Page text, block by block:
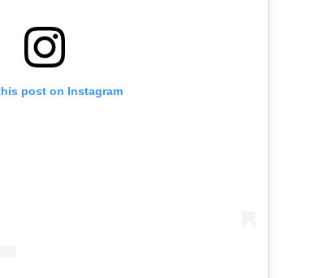
post on Instagram